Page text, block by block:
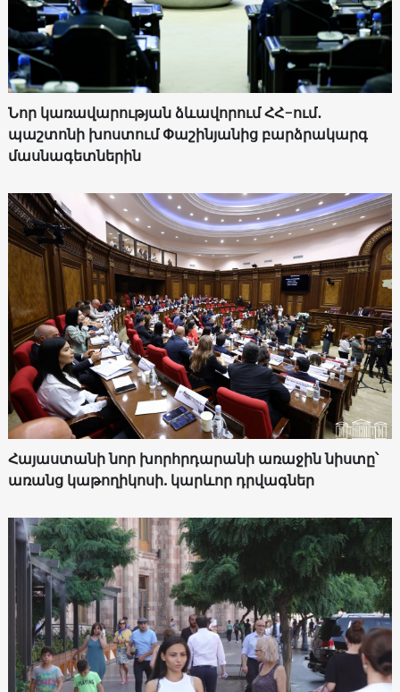
Նոր կառավարության ձևավորում ՀՀ-ում․
պաշտոնի խոստում Փաշինյանից բարձրակարգ
մասնագետներին
Հայաստանի նոր խորհրդարանի առաջին նիստը՝
առանց կաթողիկոսի. կարևոր դրվագներ